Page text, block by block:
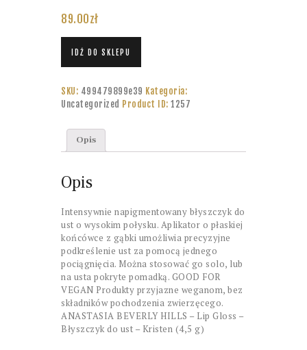
89.00zł
IDŹ DO SKLEPU
SKU: 499479899e39 Kategoria:
Uncategorized Product ID: 1257
Opis
Opis
Intensywnie napigmentowany błyszczyk do
ust o wysokim połysku. Aplikator o płaskiej
końcówce z gąbki umożliwia precyzyjne
podkreślenie ust za pomocą jednego
pociągnięcia. Można stosować go solo, lub
na usta pokryte pomadką. GOOD FOR
VEGAN Produkty przyjazne weganom, bez
składników pochodzenia zwierzęcego.
ANASTASIA BEVERLY HILLS – Lip Gloss –
Błyszczyk do ust – Kristen (4,5 g)